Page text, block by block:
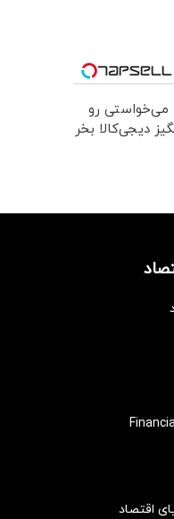
رو
دیجی‌کالا بخر
اقتصاد